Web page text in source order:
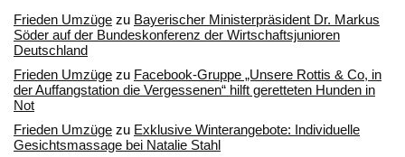
Frieden Umzüge zu Bayerischer Ministerpräsident Dr. Markus
Söder auf der Bundeskonferenz der Wirtschaftsjunioren
Deutschland
Frieden Umzüge zu Facebook-Gruppe „Unsere Rottis & Co, in
der Auffangstation die Vergessenen“ hilft geretteten Hunden in
Not
Frieden Umzüge zu Exklusive Winterangebote: Individuelle
Gesichtsmassage bei Natalie Stahl